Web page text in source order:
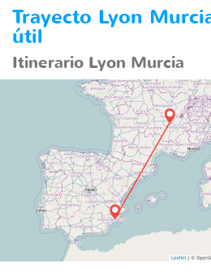
Trayecto Lyon
útil
Itinerario Lyon Murcia